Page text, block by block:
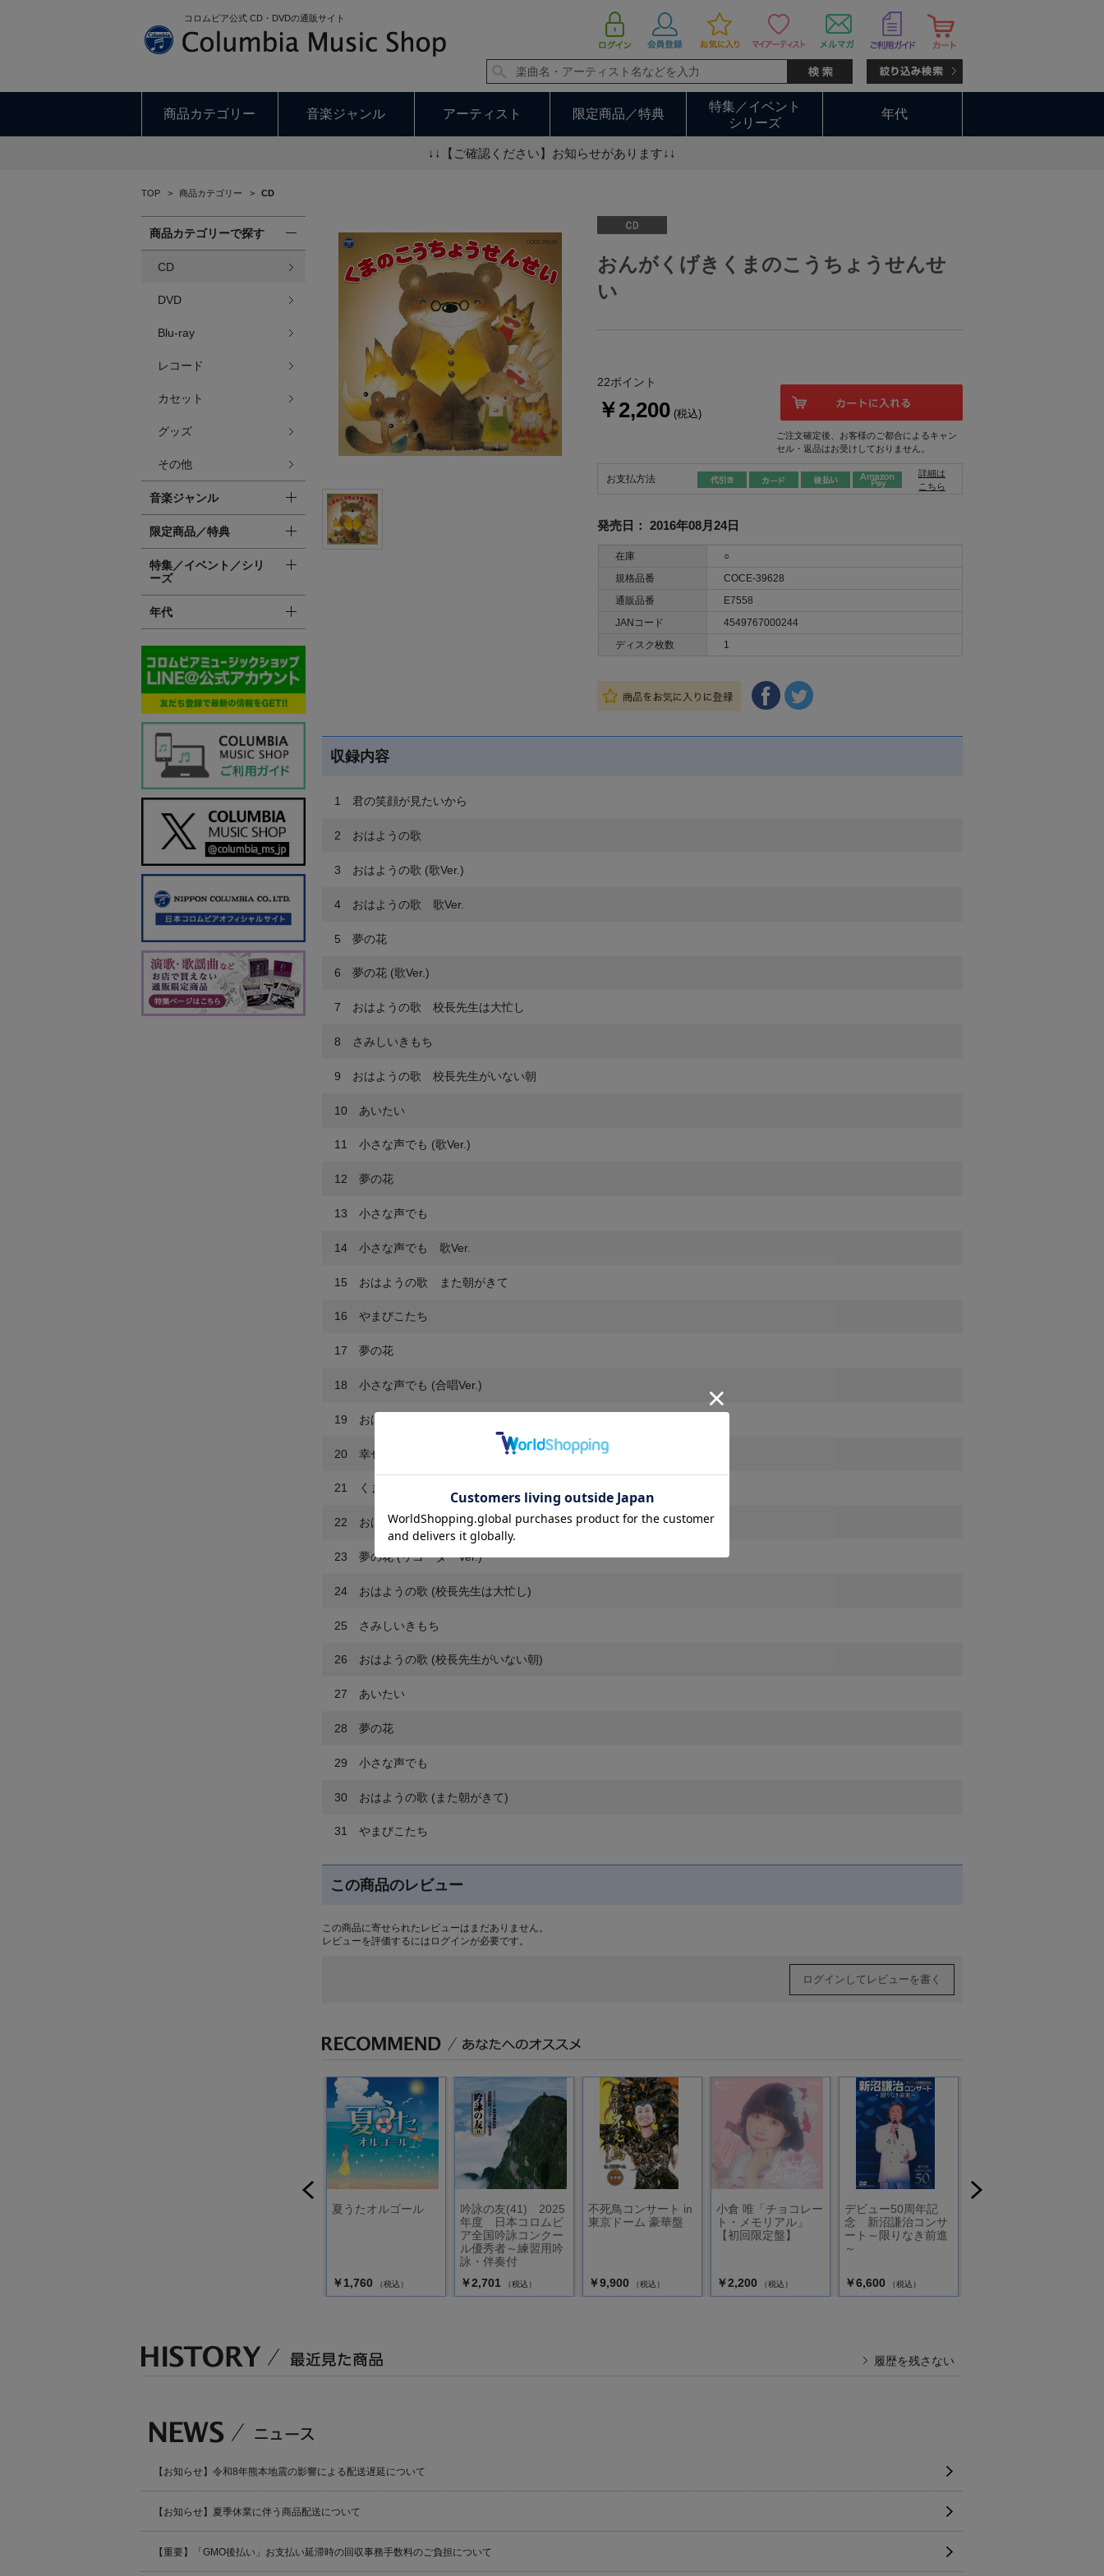
コロムビア公式 CD・DVDの通販サイト
商品カテゴリー 音楽ジャンル アーティスト 限定商品／特典
特集／イベント
シリーズ
年代
↓↓【ご確認ください】お知らせがあります↓↓
TOP > 商品カテゴリー > CD
おんがくげきくまのこうちょうせんせ
い
22ポイント
￥2,200 (税込)
ご注文確定後、お客様のご都合によるキャン
セル・返品はお受けしておりません。
お支払方法
詳細は
こちら
発売日： 2016年08月24日
在庫
○
規格品番
COCE-39628
通販品番
E7558
JANコード
4549767000244
ディスク枚数
1
収録内容
1 君の笑顔が見たいから
2 おはようの歌
3 おはようの歌 (歌Ver.)
4 おはようの歌 歌Ver.
5 夢の花
6 夢の花 (歌Ver.)
7 おはようの歌 校長先生は大忙し
8 さみしいきもち
9 おはようの歌 校長先生がいない朝
10 あいたい
11 小さな声でも (歌Ver.)
12 夢の花
13 小さな声でも
14 小さな声でも 歌Ver.
15 おはようの歌 また朝がきて
16 やまびこたち
17 夢の花
18 小さな声でも (合唱Ver.)
19 おはようのう歌 また朝がきて
20 幸せのたね
21 くまのこうちょうせんせい 朗読
22 おはようの歌
23 夢の花 (リコーダーVer.)
24 おはようの歌 (校長先生は大忙し)
25 さみしいきもち
26 おはようの歌 (校長先生がいない朝)
27 あいたい
28 夢の花
29 小さな声でも
30 おはようの歌 (また朝がきて)
31 やまびこたち
この商品のレビュー
この商品に寄せられたレビューはまだありません。
レビューを評価するには ログインが必要です。
ログインしてレビューを書く
夏うたオルゴール
￥1,760 （税込）
吟詠の友(41) 2025
年度 日本コロムビ
ア全国吟詠コンクー
ル優秀者～練習用吟
詠・伴奏付
￥2,701
（税込）
不死鳥コンサート in
東京ドーム 豪華盤
￥9,900 （税込）
小倉 唯「チョコレー
ト・メモリアル」
【初回限定盤】
￥2,200 （税込）
デビュー50周年記
念 新沼謙治コンサ
ート～限りなき前進
～
￥6,600 （税込）
商品カテゴリーで探す
CD
DVD
Blu-ray
レコード
カセット
グッズ
その他
音楽ジャンル
限定商品／特典
特集／イベント／シリ
ーズ
年代
履歴を残さない
【お知らせ】令和8年熊本地震の影響による配送遅延について
【お知らせ】夏季休業に伴う商品配送について
【重要】「GMO後払い」お支払い延滞時の回収事務手数料のご負担について